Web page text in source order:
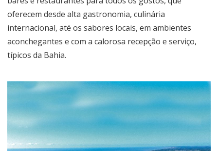
oferecem desde alta gastronomia, culinária
internacional, até os sabores locais, em ambientes
aconchegantes e com a calorosa recepção e serviço,
típicos da Bahia.